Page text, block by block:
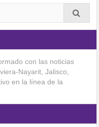
con las noticias
Nayarit, Jalisco,
en la línea de la